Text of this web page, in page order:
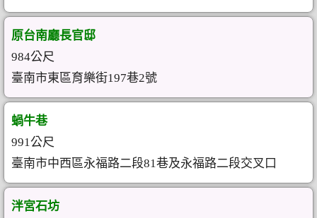
原台南廳長官邸
984公尺
臺南市東區育樂街197巷2號
蝸牛巷
991公尺
臺南市中西區永福路二段81巷及永福路二段交叉口
泮宮石坊